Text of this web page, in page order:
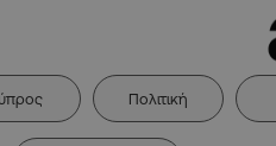
Πολιτική